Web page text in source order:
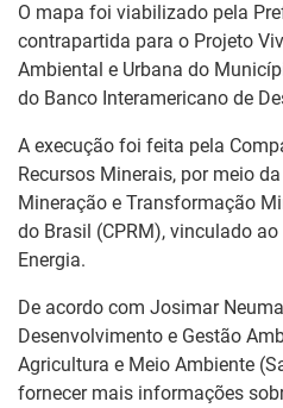
O mapa foi viabilizado pela
contrapartida para o Projeto
Ambiental e Urbana do
do Banco Interamericano de
A execução foi feita pela
Recursos Minerais, por meio
Mineração e Transformação
do Brasil (CPRM), vinculado
Energia.
De acordo com Josimar
Desenvolvimento e Gestão
Agricultura e Meio Ambiente
fornecer mais informações